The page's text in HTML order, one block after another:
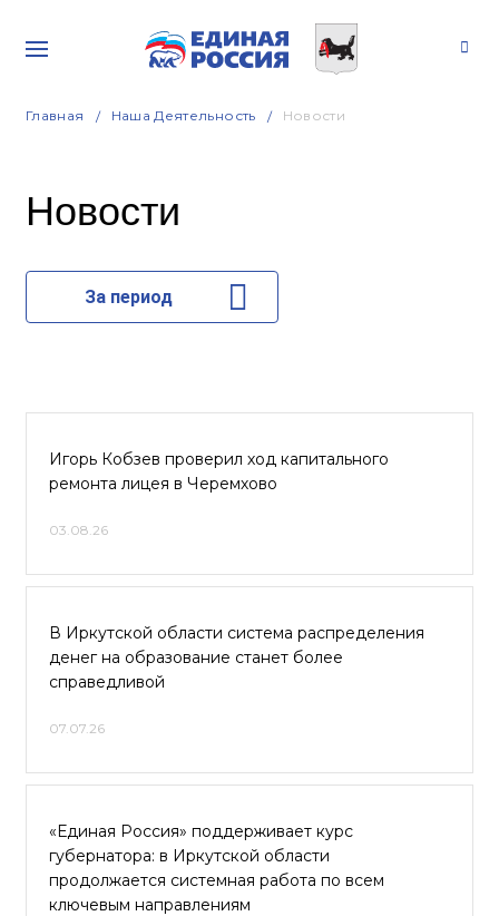
Главная Наша Деятельность Новости
Новости
За период
Игорь Кобзев проверил ход капитального
ремонта лицея в Черемхово
03.08.26
В Иркутской области система распределения
денег на образование станет более
справедливой
07.07.26
«Единая Россия» поддерживает курс
губернатора: в Иркутской области
продолжается системная работа по всем
ключевым направлениям